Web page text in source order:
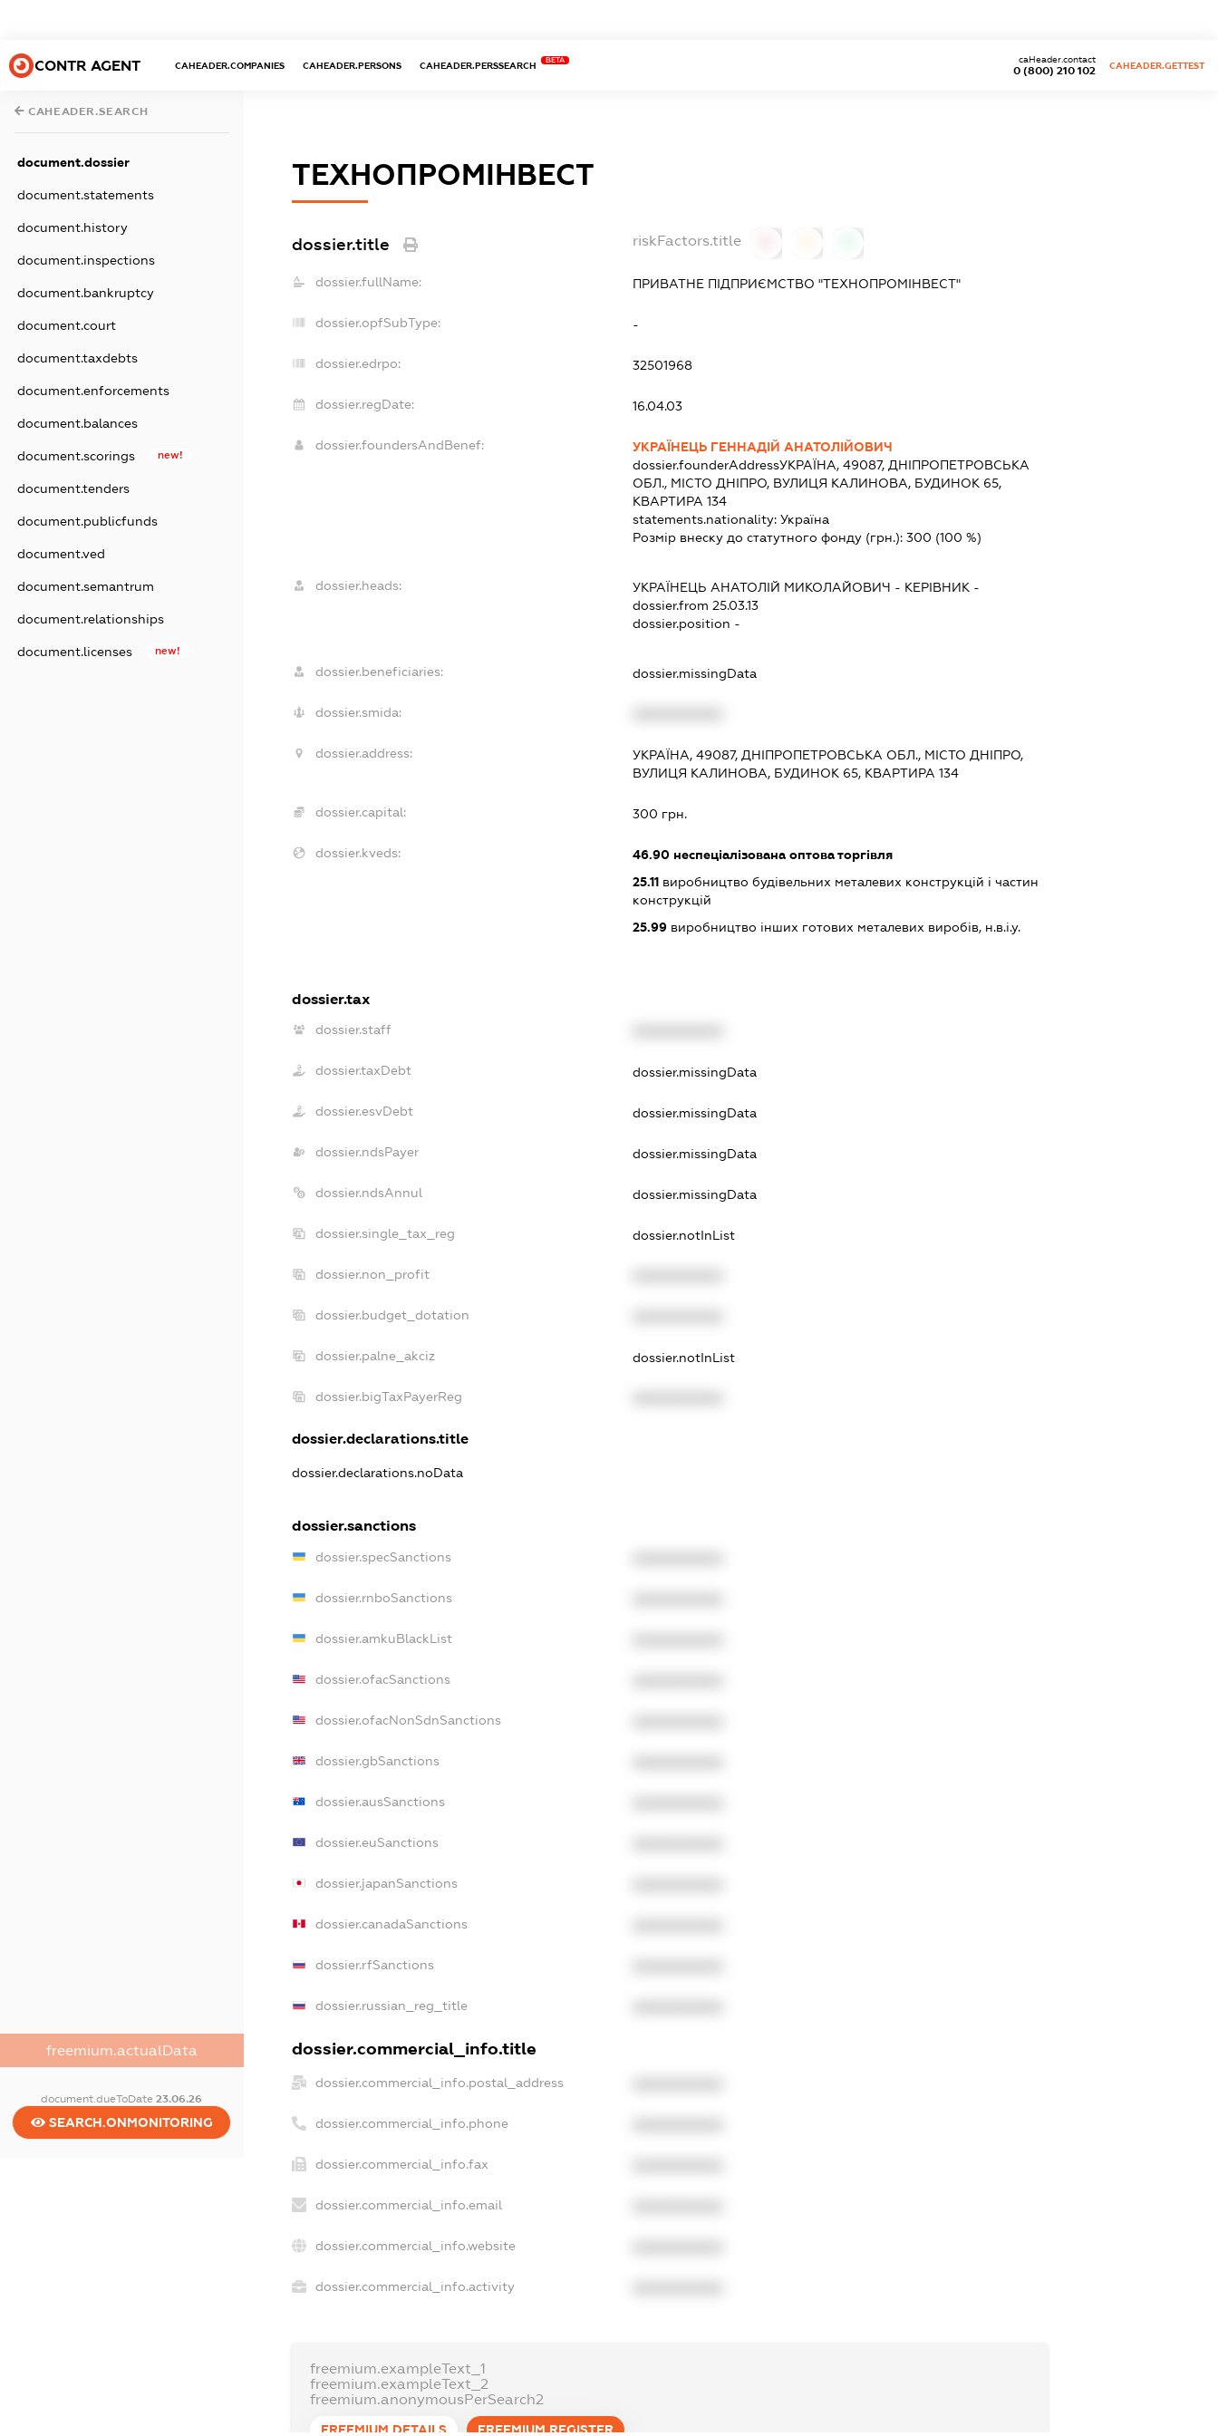
CONTR AGENT CAHEADER.COMPANIES CAHEADER.PERSONS CAHEADER.PERSSEARCH
BETA
0 (800) 210 102
caHeader.contact
CAHEADER.GETTEST
CAHEADER.SEARCH
document.dossier
document.statements
document.history
document.inspections
document.bankruptcy
document.court
document.taxdebts
document.enforcements
document.balances
document.scorings new!
document.tenders
document.publicfunds
document.ved
document.semantrum
document.relationships
document.licenses new!
freemium.actualData
document.dueToDate23.06.26
SEARCH.ONMONITORING
ТЕХНОПРОМІНВЕСТ
dossier.title riskFactors.title
dossier.fullName: ПРИВАТНЕ ПІДПРИЄМСТВО "ТЕХНОПРОМІНВЕСТ"
dossier.opfSubType: -
dossier.edrpo: 32501968
dossier.regDate: 16.04.03
dossier.foundersAndBenef:
УКРАЇНЕЦЬ ГЕННАДІЙ АНАТОЛІЙОВИЧ
dossier.founderAddressУКРАЇНА, 49087, ДНІПРОПЕТРОВСЬКА
ОБЛ., МІСТО ДНІПРО, ВУЛИЦЯ КАЛИНОВА, БУДИНОК 65,
КВАРТИРА 134
statements.nationality: Україна
Розмір внеску до статутного фонду (грн.): 300 (100 %)
dossier.heads: УКРАЇНЕЦЬ АНАТОЛІЙ МИКОЛАЙОВИЧ - КЕРІВНИК -
dossier.from 25.03.13
dossier.position -
dossier.beneficiaries: dossier.missingData
dossier.smida:
dossier.address:
УКРАЇНА, 49087, ДНІПРОПЕТРОВСЬКА ОБЛ., МІСТО ДНІПРО,
ВУЛИЦЯ КАЛИНОВА, БУДИНОК 65, КВАРТИРА 134
dossier.capital: 300 грн.
dossier.kveds: 46.90неспеціалізована оптова торгівля
25.11виробництво будівельних металевих конструкцій і частин
конструкцій
25.99виробництво інших готових металевих виробів, н.в.і.у.
dossier.tax
dossier.staff
dossier.taxDebt dossier.missingData
dossier.esvDebt dossier.missingData
dossier.ndsPayer dossier.missingData
dossier.ndsAnnul dossier.missingData
dossier.single_tax_reg dossier.notInList
dossier.non_profit
dossier.budget_dotation
dossier.palne_akciz dossier.notInList
dossier.bigTaxPayerReg
dossier.declarations.title
dossier.declarations.noData
dossier.sanctions
dossier.specSanctions
dossier.rnboSanctions
dossier.amkuBlackList
dossier.ofacSanctions
dossier.ofacNonSdnSanctions
dossier.gbSanctions
dossier.ausSanctions
dossier.euSanctions
dossier.japanSanctions
dossier.canadaSanctions
dossier.rfSanctions
dossier.russian_reg_title
dossier.commercial_info.title
dossier.commercial_info.postal_address
dossier.commercial_info.phone
dossier.commercial_info.fax
dossier.commercial_info.email
dossier.commercial_info.website
dossier.commercial_info.activity
freemium.exampleText_1
freemium.exampleText_2
freemium.anonymousPerSearch2
FREEMIUM.DETAILS FREEMIUM.REGISTER